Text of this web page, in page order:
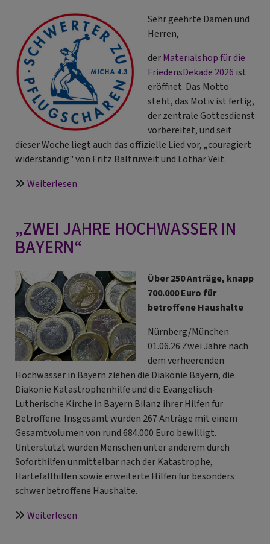
für
Schutz
und
Zusammenhalt“
Sehr geehrte Damen und
Herren,
derMaterialshop für die
FriedensDekade 2026 ist
eröffnet. Das Motto
steht, das Motiv ist fertig,
der zentrale Gottesdienst
vorbereitet, und seit
dieser Woche liegt auch das offizielle Lied vor, „couragiert
widerständig" von Fritz Baltruweit und Lothar Veit.
Weiterlesen
2026
„ZWEI JAHRE HOCHWASSER IN
BAYERN“
Über 250 Anträge, knapp
700.000 Euro für
betroffene Haushalte
Nürnberg/München
01.06.26 Zwei Jahre nach
dem verheerenden
Hochwasser in Bayern ziehen die Diakonie Bayern, die
Diakonie Katastrophenhilfe und die Evangelisch-
Lutherische Kirche in Bayern Bilanz ihrer Hilfen für
Betroffene. Insgesamt wurden 267 Anträge mit einem
Gesamtvolumen von rund 684.000 Euro bewilligt.
Unterstützt wurden Menschen unter anderem durch
Soforthilfen unmittelbar nach der Katastrophe,
Härtefallhilfen sowie erweiterte Hilfen für besonders
schwer betroffene Haushalte.
Weiterlesen